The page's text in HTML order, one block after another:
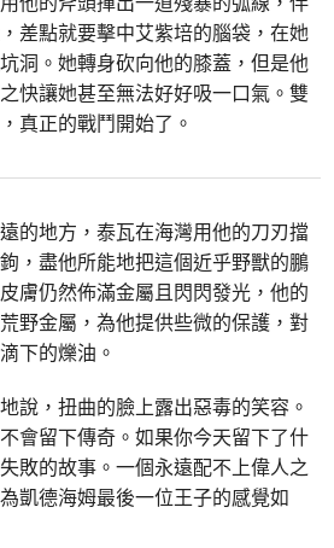
差點就要擊中艾紫培的腦袋，在她
洞。她轉身砍向他的膝蓋，但是他
快讓她甚至無法好好吸一口氣。雙
真正的戰鬥開始了。
的地方，泰瓦在海灣用他的刀刃擋
，盡他所能地把這個近乎野獸的鵬
膚仍然佈滿金屬且閃閃發光，他的
野金屬，為他提供些微的保護，對
下的爍油。
說，扭曲的臉上露出惡毒的笑容。
會留下傳奇。如果你今天留下了什
敗的故事。一個永遠配不上偉人之
凱德海姆最後一位王子的感覺如